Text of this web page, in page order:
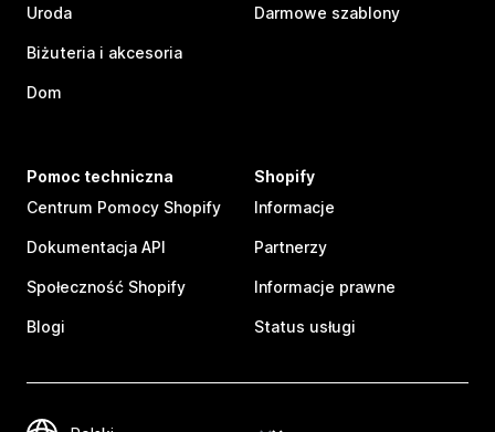
Uroda
Biżuteria i akcesoria
Dom
Darmowe szablony
Pomoc techniczna
Centrum Pomocy Shopify
Dokumentacja API
Społeczność Shopify
Blogi
Shopify
Informacje
Partnerzy
Informacje prawne
Status usługi